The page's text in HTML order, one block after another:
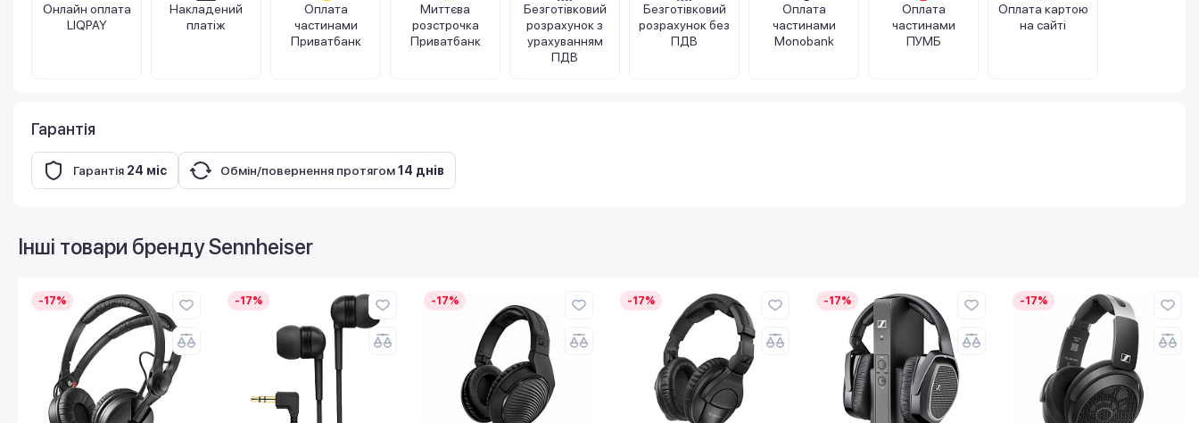
Онлайн оплата
LIQPAY
Накладений
платіж
Оплата
частинами
Приватбанк
Миттєва
розстрочка
Приватбанк
Безготівковий
розрахунок з
урахуванням
ПДВ
Безготівковий
розрахунок без
ПДВ
Оплата
частинами
Monobank
Оплата
частинами
ПУМБ
Оплата картою
на сайті
Гарантія
Гарантія 24 міс Обмін/повернення протягом14 днів
Інші товари брендуSennheiser
-17% -17% -17% -17% -17% -17%